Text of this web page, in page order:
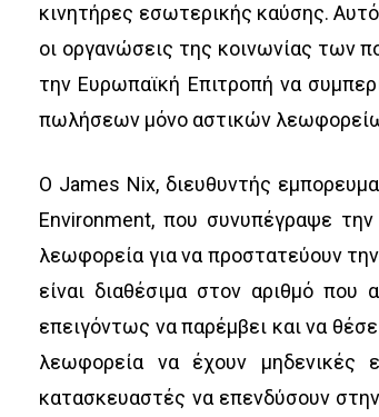
κινητήρες εσωτερικής καύσης.
οι οργανώσεις της κοινωνίας των
την Ευρωπαϊκή Επιτροπή να
πωλήσεων μόνο αστικών
Ο James Nix, διευθυντής
Environment, που συνυπέγραψε
λεωφορεία για να προστατεύουν
είναι διαθέσιμα στον αριθμό που
επειγόντως να παρέμβει και να
λεωφορεία να έχουν μηδενικές
κατασκευαστές να επενδύσουν